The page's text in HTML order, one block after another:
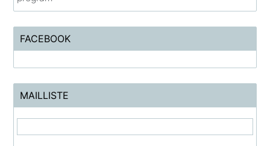
FACEBOOK
MAILLISTE